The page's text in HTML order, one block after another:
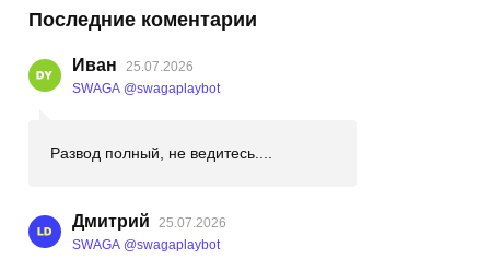
Последние коментарии
Иван
25.07.2026
SWAGA @swagaplaybot
Развод полный, не ведитесь....
Дмитрий
25.07.2026
SWAGA @swagaplaybot